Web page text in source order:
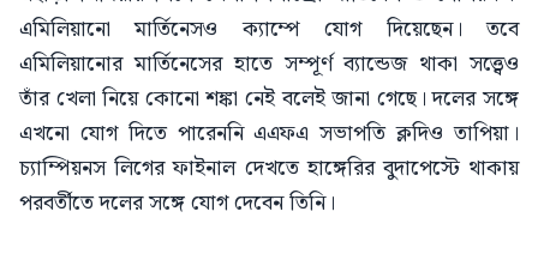
এমিলিয়ানো মার্তিনেসও ক্যাম্পে যোগ দিয়েছেন। তবে
এমিলিয়ানোর মার্তিনেসের হাতে সম্পূর্ণ ব্যান্ডেজ থাকা সত্ত্বেও
তাঁর খেলা নিয়ে কোনো শঙ্কা নেই বলেই জানা গেছে। দলের সঙ্গে
এখনো যোগ দিতে পারেননি এএফএ সভাপতি ক্লদিও তাপিয়া।
চ্যাম্পিয়নস লিগের ফাইনাল দেখতে হাঙ্গেরির বুদাপেস্টে থাকায়
পরবর্তীতে দলের সঙ্গে যোগ দেবেন তিনি।